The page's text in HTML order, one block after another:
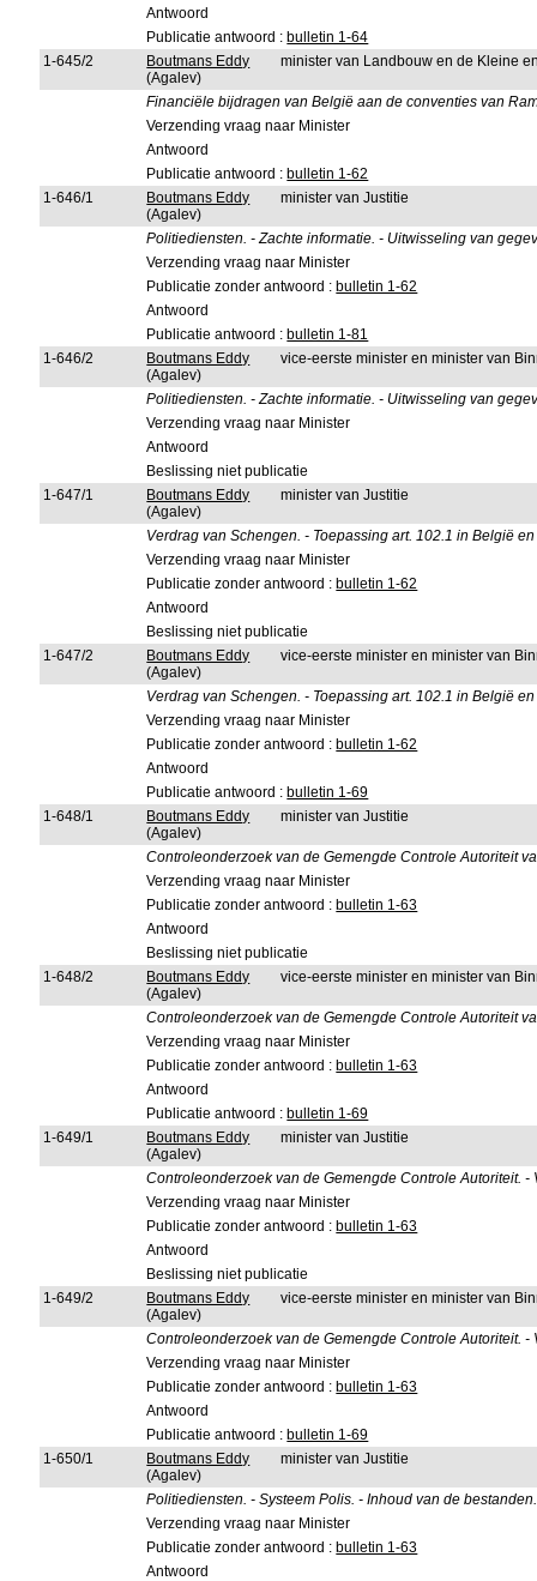
Antwoord
Publicatie antwoord : bulletin 1-64
1-645/2
Boutmans Eddy
(Agalev)
minister van Landbouw en de Kleine
Financiële bijdragen van België aan de conventies van
Verzending vraag naar Minister
Antwoord
Publicatie antwoord : bulletin 1-62
1-646/1
Boutmans Eddy
(Agalev)
minister van Justitie
Politiediensten. - Zachte informatie. - Uitwisseling van
Verzending vraag naar Minister
Publicatie zonder antwoord : bulletin 1-62
Antwoord
Publicatie antwoord : bulletin 1-81
1-646/2
Boutmans Eddy
(Agalev)
vice-eerste minister en minister van
Politiediensten. - Zachte informatie. - Uitwisseling van
Verzending vraag naar Minister
Antwoord
Beslissing niet publicatie
1-647/1
Boutmans Eddy
(Agalev)
minister van Justitie
Verdrag van Schengen. - Toepassing art. 102.1 in België
Verzending vraag naar Minister
Publicatie zonder antwoord : bulletin 1-62
Antwoord
Beslissing niet publicatie
1-647/2
Boutmans Eddy
(Agalev)
vice-eerste minister en minister van
Verdrag van Schengen. - Toepassing art. 102.1 in België
Verzending vraag naar Minister
Publicatie zonder antwoord : bulletin 1-62
Antwoord
Publicatie antwoord : bulletin 1-69
1-648/1
Boutmans Eddy
(Agalev)
minister van Justitie
Controleonderzoek van de Gemengde Controle Autoriteit
Verzending vraag naar Minister
Publicatie zonder antwoord : bulletin 1-63
Antwoord
Beslissing niet publicatie
1-648/2
Boutmans Eddy
(Agalev)
vice-eerste minister en minister van
Controleonderzoek van de Gemengde Controle Autoriteit
Verzending vraag naar Minister
Publicatie zonder antwoord : bulletin 1-63
Antwoord
Publicatie antwoord : bulletin 1-69
1-649/1
Boutmans Eddy
(Agalev)
minister van Justitie
Controleonderzoek van de Gemengde Controle Autoriteit.
Verzending vraag naar Minister
Publicatie zonder antwoord : bulletin 1-63
Antwoord
Beslissing niet publicatie
1-649/2
Boutmans Eddy
(Agalev)
vice-eerste minister en minister van
Controleonderzoek van de Gemengde Controle Autoriteit.
Verzending vraag naar Minister
Publicatie zonder antwoord : bulletin 1-63
Antwoord
Publicatie antwoord : bulletin 1-69
1-650/1
Boutmans Eddy
(Agalev)
minister van Justitie
Politiediensten. - Systeem Polis. - Inhoud van de bestanden.
Verzending vraag naar Minister
Publicatie zonder antwoord : bulletin 1-63
Antwoord